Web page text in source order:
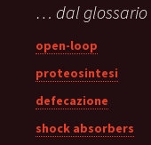
… dal glossario
open-loop
proteosintesi
defecazione
shock absorbers